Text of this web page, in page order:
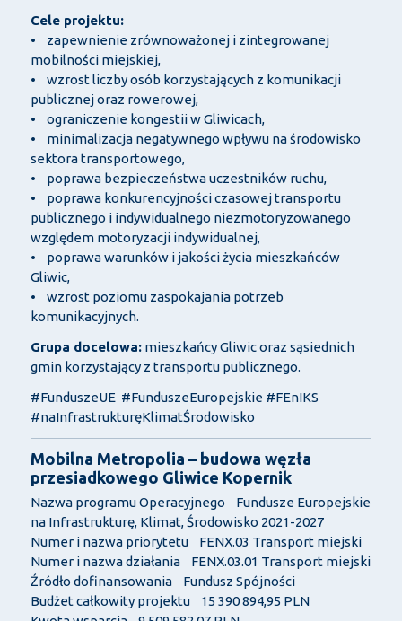
Cele projektu:
• zapewnienie zrównoważonej i zintegrowanej
mobilności miejskiej,
• wzrost liczby osób korzystających z komunikacji
publicznej oraz rowerowej,
• ograniczenie kongestii w Gliwicach,
• minimalizacja negatywnego wpływu na środowisko
sektora transportowego,
• poprawa bezpieczeństwa uczestników ruchu,
• poprawa konkurencyjności czasowej transportu
publicznego i indywidualnego niezmotoryzowanego
względem motoryzacji indywidualnej,
• poprawa warunków i jakości życia mieszkańców
Gliwic,
• wzrost poziomu zaspokajania potrzeb
komunikacyjnych.
Grupa docelowa:mieszkańcy Gliwic oraz sąsiednich
gmin korzystający z transportu publicznego.
#FunduszeUE #FunduszeEuropejskie #FEnIKS
#naInfrastrukturęKlimatŚrodowisko
Mobilna Metropolia – budowa węzła
przesiadkowego Gliwice Kopernik
Nazwa programu Operacyjnego Fundusze Europejskie
na Infrastrukturę, Klimat, Środowisko 2021-2027
Numer i nazwa priorytetu FENX.03 Transport miejski
Numer i nazwa działania FENX.03.01 Transport miejski
Źródło dofinansowania Fundusz Spójności
Budżet całkowity projektu 15 390 894,95 PLN